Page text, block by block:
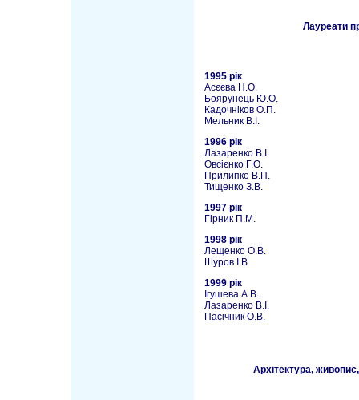
Лауреати
1995 рік
Асєєва Н.О.
Боярунець Ю.О.
Кадочніков О.П.
Мельник В.І.
1996 рік
Лазаренко В.І.
Овсієнко Г.О.
Прилипко В.П.
Тищенко З.В.
1997 рік
Гірник П.М.
1998 рік
Лещенко О.В.
Шуров І.В.
1999 рік
Ігушева А.В.
Лазаренко В.І.
Пасічник О.В.
Архітектура,